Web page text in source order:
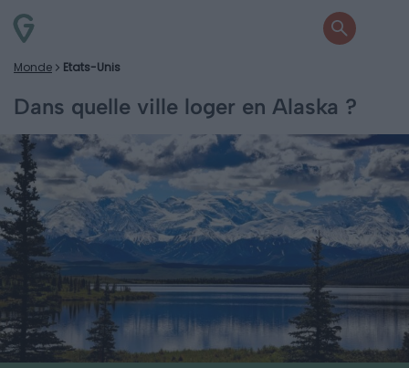
Monde Etats-Unis
Dans quelle ville loger en Alaska ?